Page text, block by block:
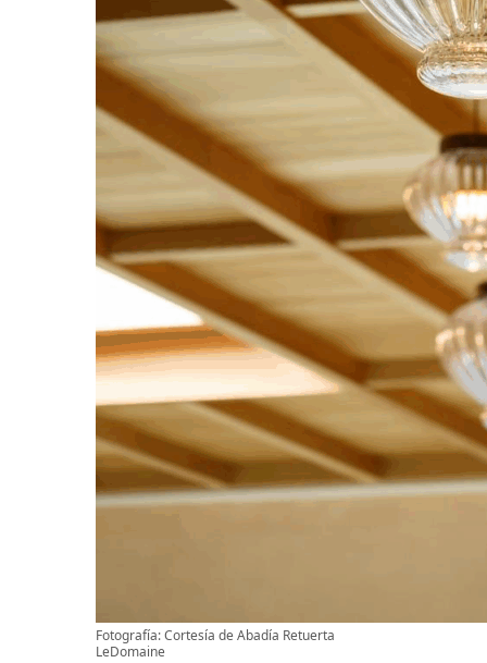
Fotografía: Cortesía de Abadía Retuerta
LeDomaine